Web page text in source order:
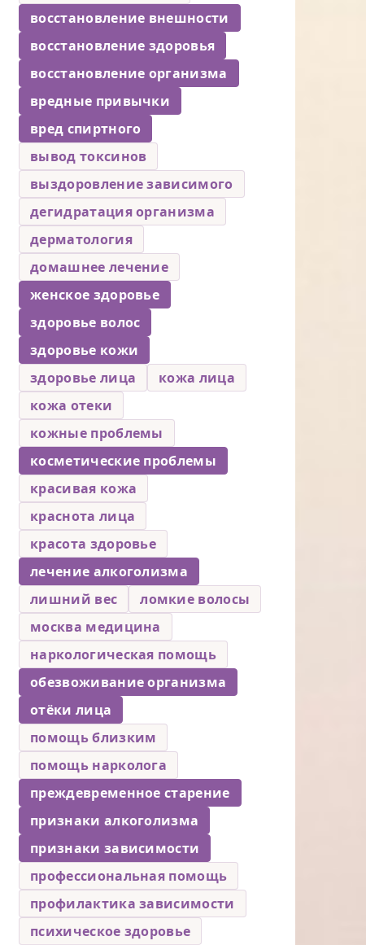
восстановление внешности
восстановление здоровья
восстановление организма
вредные привычки
вред спиртного
вывод токсинов
выздоровление зависимого
дегидратация организма
дерматология
домашнее лечение
женское здоровье
здоровье волос
здоровье кожи
здоровье лица
кожа лица
кожа отеки
кожные проблемы
косметические проблемы
красивая кожа
краснота лица
красота здоровье
лечение алкоголизма
лишний вес
ломкие волосы
москва медицина
наркологическая помощь
обезвоживание организма
отёки лица
помощь близким
помощь нарколога
преждевременное старение
признаки алкоголизма
признаки зависимости
профессиональная помощь
профилактика зависимости
психическое здоровье